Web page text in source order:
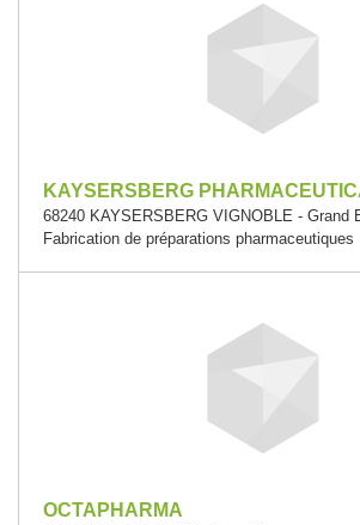
KAYSERSBERG
68240 KAYSERSBERG VIGNOBLE - Grand
Fabrication de préparations pharmaceutiques
OCTAPHARMA